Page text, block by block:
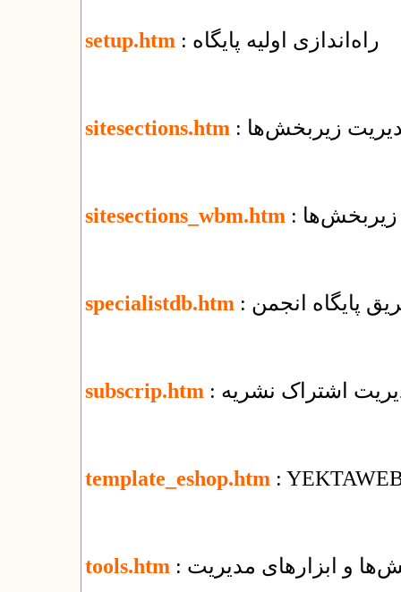
setup.htm : راه‌اندازی اولیه پایگاه
sitesections.htm زیربخش‌ها
sitesections_wbm.htm زیربخش‌ها
specialistdb.htm پایگاه انجمن
subscrip.htm اشتراک نشریه
template_eshop.htm :
tools.htm و ابزارهای مدیریت